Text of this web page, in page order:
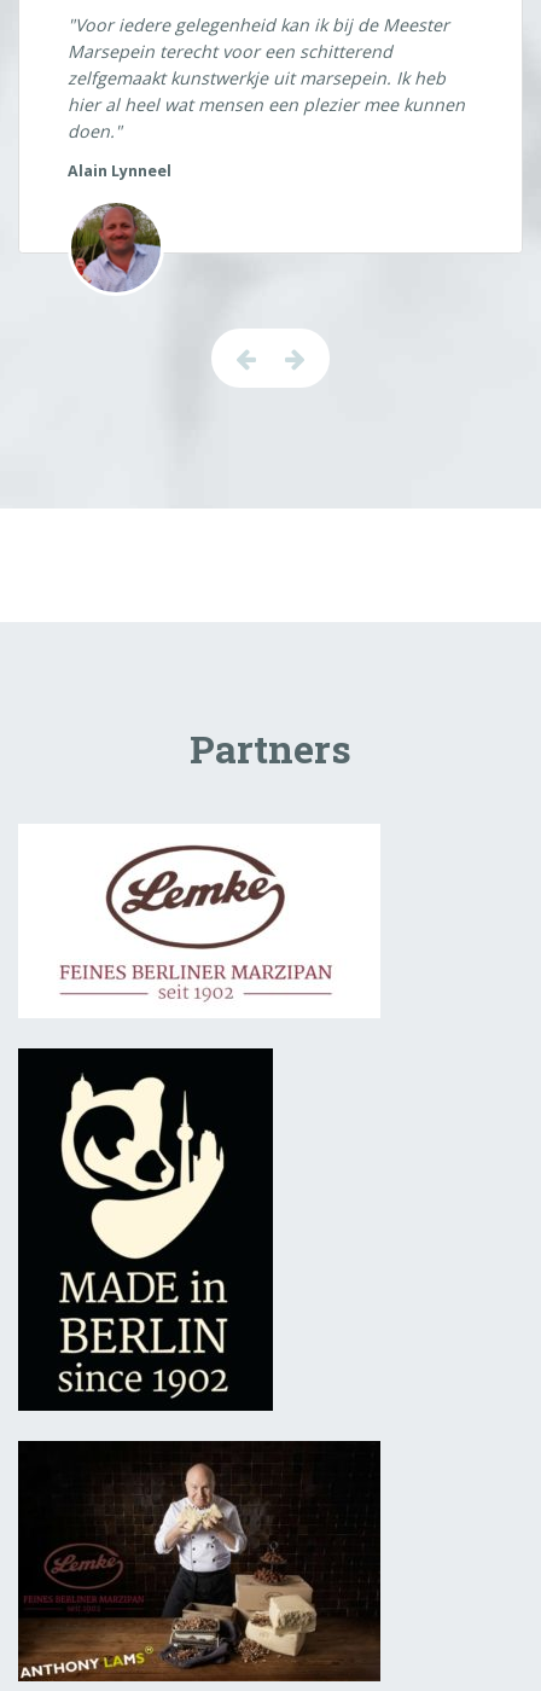
"Voor iedere gelegenheid kan ik bij de Meester
Marsepein terecht voor een schitterend
zelfgemaakt kunstwerkje uit marsepein. Ik heb
hier al heel wat mensen een plezier mee kunnen
doen."
Alain Lynneel
PreviousNext
Partners